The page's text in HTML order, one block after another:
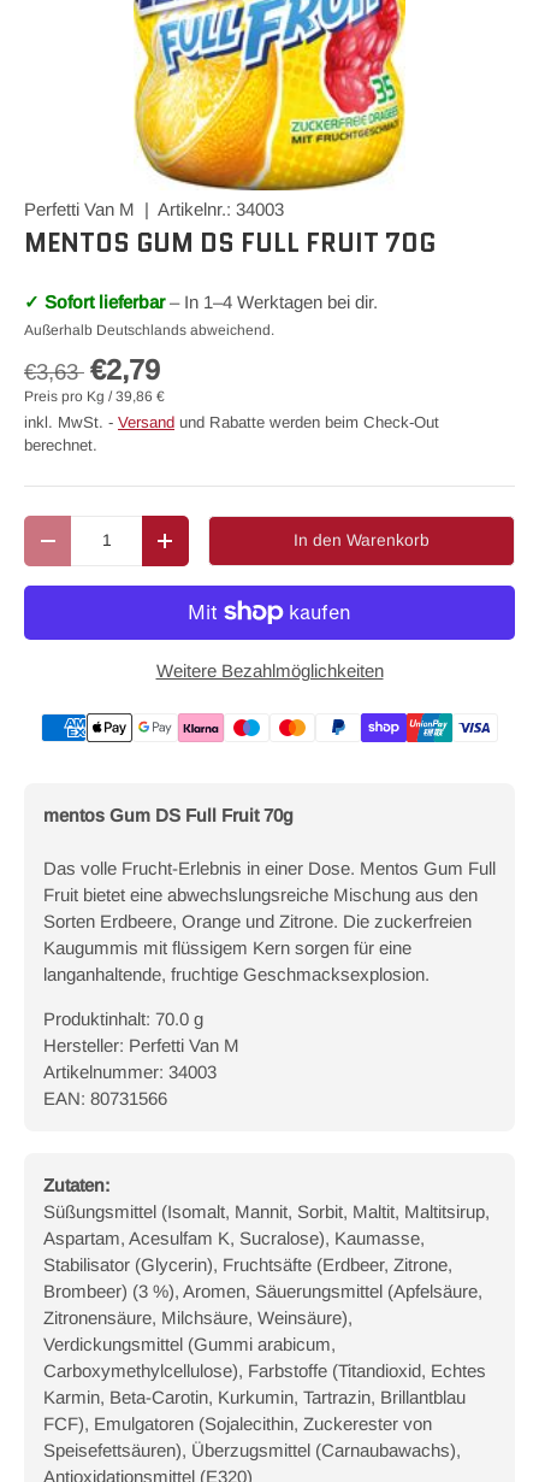
Perfetti Van M | Artikelnr.: 34003
MENTOS GUM DS FULL FRUIT 70G
✓ Sofort lieferbar– In 1–4 Werktagen bei dir.
Außerhalb Deutschlands abweichend.
€3,63 €2,79
Preis pro Kg / 39,86 €
inkl. MwSt. - Versand und Rabatte werden beim Check-Out
berechnet.
Menge verringernMenge erhöhen In den Warenkorb
Weitere Bezahlmöglichkeiten
Zahlungsmethoden
mentos Gum DS Full Fruit 70g
Das volle Frucht-Erlebnis in einer Dose. Mentos Gum Full
Fruit bietet eine abwechslungsreiche Mischung aus den
Sorten Erdbeere, Orange und Zitrone. Die zuckerfreien
Kaugummis mit flüssigem Kern sorgen für eine
langanhaltende, fruchtige Geschmacksexplosion.
Produktinhalt: 70.0 g
Hersteller: Perfetti Van M
Artikelnummer: 34003
EAN: 80731566
Zutaten:
Süßungsmittel (Isomalt, Mannit, Sorbit, Maltit, Maltitsirup,
Aspartam, Acesulfam K, Sucralose), Kaumasse,
Stabilisator (Glycerin), Fruchtsäfte (Erdbeer, Zitrone,
Brombeer) (3 %), Aromen, Säuerungsmittel (Apfelsäure,
Zitronensäure, Milchsäure, Weinsäure),
Verdickungsmittel (Gummi arabicum,
Carboxymethylcellulose), Farbstoffe (Titandioxid, Echtes
Karmin, Beta-Carotin, Kurkumin, Tartrazin, Brillantblau
FCF), Emulgatoren (Sojalecithin, Zuckerester von
Speisefettsäuren), Überzugsmittel (Carnaubawachs),
Antioxidationsmittel (E320)